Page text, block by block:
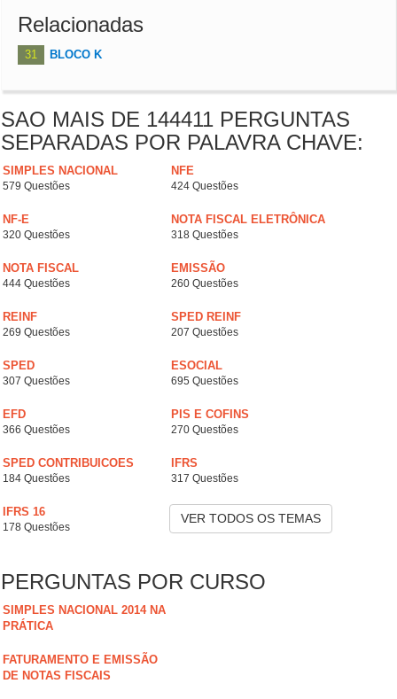
Relacionadas
31 BLOCO K
SAO MAIS DE 144411 PERGUNTAS
SEPARADAS POR PALAVRA CHAVE:
SIMPLES NACIONAL
579 Questões
NFE
424 Questões
NF-E
320 Questões
NOTA FISCAL ELETRÔNICA
318 Questões
NOTA FISCAL
444 Questões
EMISSÃO
260 Questões
REINF
269 Questões
SPED REINF
207 Questões
SPED
307 Questões
ESOCIAL
695 Questões
EFD
366 Questões
PIS E COFINS
270 Questões
SPED CONTRIBUICOES
184 Questões
IFRS
317 Questões
IFRS 16
178 Questões
VER TODOS OS TEMAS
PERGUNTAS POR CURSO
SIMPLES NACIONAL 2014 NA
PRÁTICA
FATURAMENTO E EMISSÃO
DE NOTAS FISCAIS